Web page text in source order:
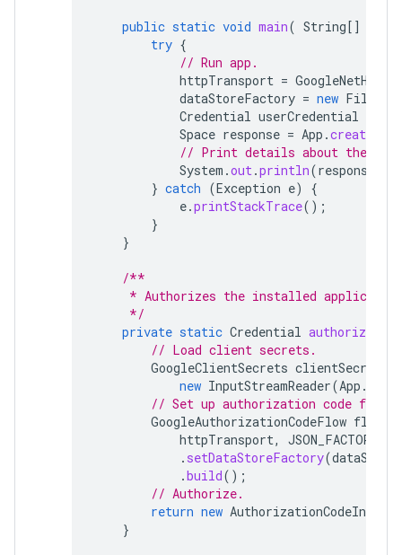
public static void main( String[]
try {
// Run app.
httpTransport =
dataStoreFactory = new
Credential userCredential
Space response = App .
// Print details about the
System .out .println(response
} catch (Exception e)
{
e.printStackTrace();
}
}
/**
* Authorizes the installed
     */
private static Credential authorize
// Load client secrets.
GoogleClientSecrets clientSecrets
new InputStreamReader(App .
// Set up authorization code flow.
GoogleAuthorizationCodeFlow flow
httpTransport, JSON_FACTORY
. setDataStoreFactory(
.build();
// Authorize.
return new
}